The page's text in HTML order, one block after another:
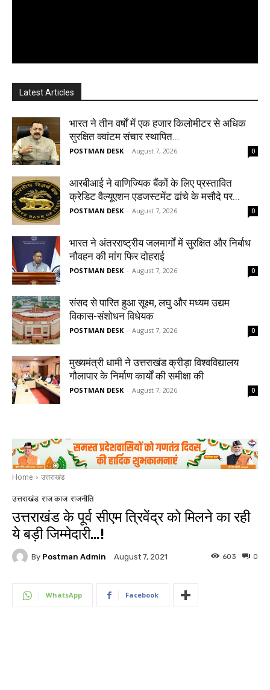
Latest Articles
भारत ने तीन वर्षों में एक हजार किलोमीटर से अधिक
सुरक्षित क्वांटम संचार स्थापित...
POSTMAN DESK - August 7, 2026 0
आरबीआई ने वाणिज्यिक बैंकों के लिए प्रस्तावित
क्रेडिट वैल्यूएशन एडजस्टमेंट ढांचे के मसौदे पर...
POSTMAN DESK - August 7, 2026 0
भारत ने अंतरराष्ट्रीय जलमार्गों में सुरक्षित और निर्बाध
नौवहन की मांग फिर दोहराई
POSTMAN DESK - August 7, 2026 0
संसद से पारित हुआ सूक्ष्म, लघु और मध्यम उद्यम
विकास-संशोधन विधेयक
POSTMAN DESK - August 7, 2026 0
मुख्यमंत्री धामी ने उत्तराखंड क्रीड़ा विश्वविद्यालय
गौलापार के निर्माण कार्यों की समीक्षा की
POSTMAN DESK - August 7, 2026 0